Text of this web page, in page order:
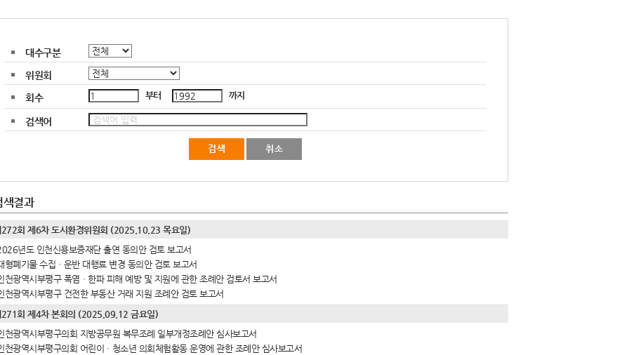
대수구분
위원회
회수
부터 까지
검색어
색결과
회 제6차 도시환경위원회 (2025.10.23 목요일)
년도 인천신용보증재단 출연 동의안 검토 보고서
형폐기물 수집ㆍ운반 대행료 변경 동의안 검토 보고서
천광역시부평구 폭염ㆍ한파 피해 예방 및 지원에 관한 조례안 검토서 보고서
천광역시부평구 건전한 부동산 거래 지원 조례안 검토 보고서
271회 제4차 본회의 (2025.09.12 금요일)
천광역시부평구의회 지방공무원 복무조례 일부개정조례안 심사보고서
천광역시부평구의회 어린이ㆍ청소년 의회체험활동 운영에 관한 조례안 심사보고서